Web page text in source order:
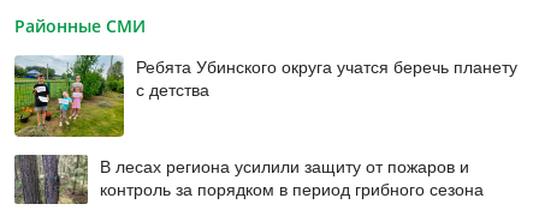
Районные СМИ
Ребята Убинского округа учатся беречь планету
с детства
В лесах региона усилили защиту от пожаров и
контроль за порядком в период грибного сезона